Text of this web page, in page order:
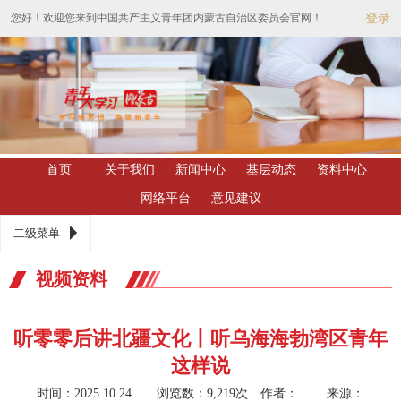
您好！欢迎您来到中国共产主义青年团内蒙古自治区委员会官网！ 登录
首页 关于我们 新闻中心 基层动态 资料中心
网络平台 意见建议
二级菜单
视频资料
听零零后讲北疆文化丨听乌海海勃湾区青年
这样说
时间：2025.10.24 浏览数：9,219次 作者： 来源：